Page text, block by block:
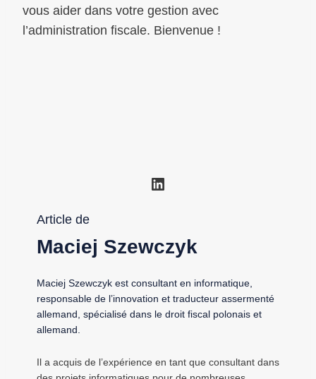
vous aider dans votre gestion avec
l’administration fiscale. Bienvenue !
LinkedIn
Article de
Maciej Szewczyk
Maciej Szewczyk est consultant en informatique,
responsable de l’innovation et traducteur assermenté
allemand, spécialisé dans le droit fiscal polonais et
allemand.
Il a acquis de l’expérience en tant que consultant dans